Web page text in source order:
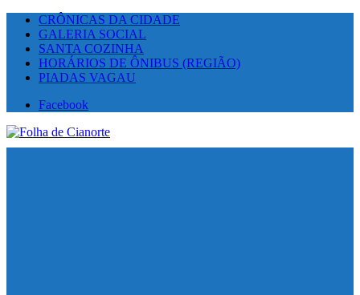
CRÔNICAS DA CIDADE
GALERIA SOCIAL
SANTA COZINHA
HORÁRIOS DE ÔNIBUS (REGIÃO)
PIADAS VAGAU
Facebook